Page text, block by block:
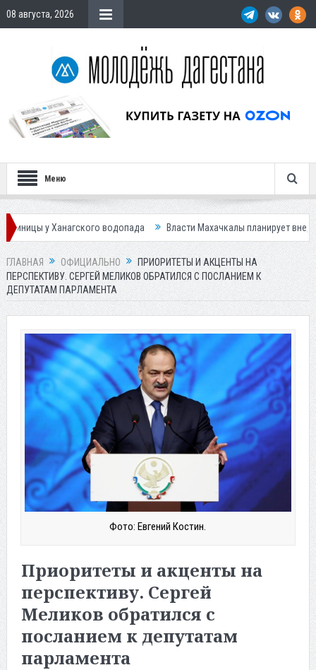
08 августа, 2026
Меню
водопада Власти Махачкалы планирует внедрить новую
ГЛАВНАЯ ОФИЦИАЛЬНО
ПРИОРИТЕТЫ И АКЦЕНТЫ НА
ПЕРСПЕКТИВУ. СЕРГЕЙ МЕЛИКОВ ОБРАТИЛСЯ С ПОСЛАНИЕМ К
ДЕПУТАТАМ ПАРЛАМЕНТА
Фото: Евгений Костин.
Приоритеты и акценты на
перспективу. Сергей
Меликов обратился с
посланием к депутатам
парламента